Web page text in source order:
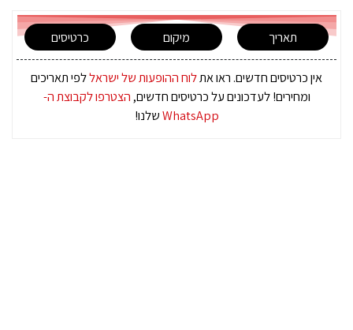
תאריך מיקום כרטיסים
אין כרטיסים חדשים. ראו אתלוח ההופעות של ישראללפי תאריכים
ומחירים! לעדכונים על כרטיסים חדשים, הצטרפו לקבוצת ה-
WhatsAppשלנו!